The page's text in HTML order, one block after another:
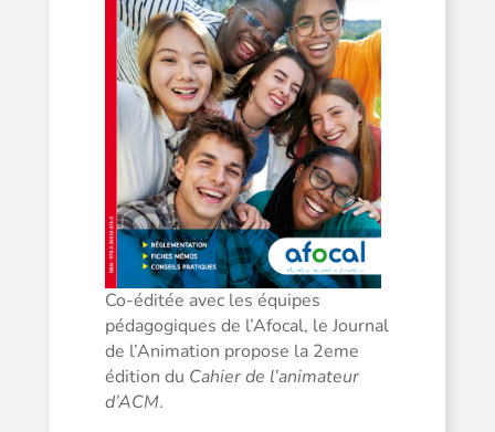
Co-éditée avec les équipes
pédagogiques de l’Afocal, le Journal
de l’Animation propose la 2eme
édition du Cahier de l’animateur
d’ACM.